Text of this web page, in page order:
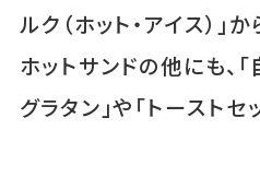
ルク（ホット・アイス）」
ホットサンドの他にも、
グラタン」や「トーストセ